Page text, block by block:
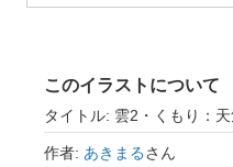
このイラストについて
タイトル: 雲2・くもり：天
作者: あきまるさん